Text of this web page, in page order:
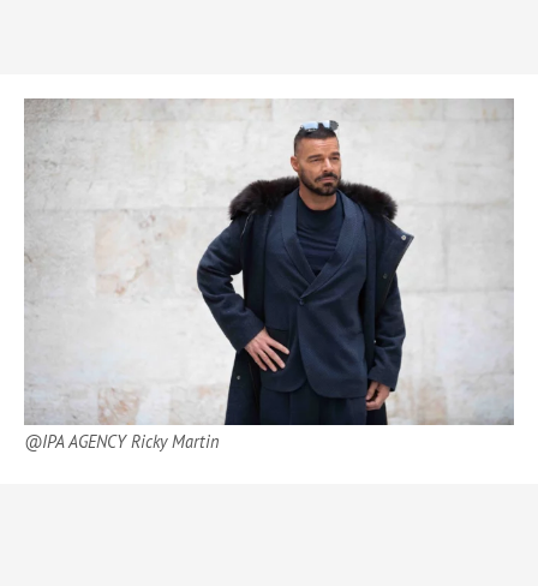
@IPA AGENCY Ricky Martin